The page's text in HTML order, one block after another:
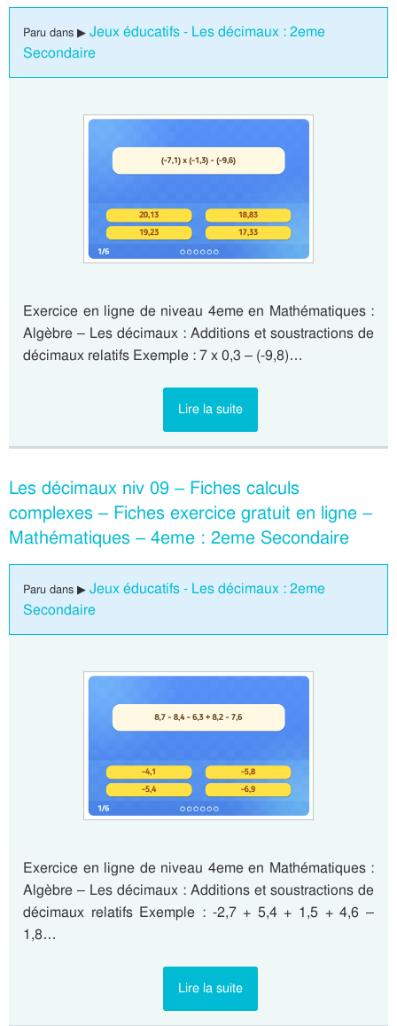
Paru dans ▶ Jeux éducatifs - Les décimaux : 2eme
Secondaire
Exercice en ligne de niveau 4eme en Mathématiques :
Algèbre – Les décimaux : Additions et soustractions de
décimaux relatifs Exemple : 7 x 0,3 – (-9,8)…
Lire la suite
Les décimaux niv 09 – Fiches calculs
complexes – Fiches exercice gratuit en ligne –
Mathématiques – 4eme : 2eme Secondaire
Paru dans ▶ Jeux éducatifs - Les décimaux : 2eme
Secondaire
Exercice en ligne de niveau 4eme en Mathématiques :
Algèbre – Les décimaux : Additions et soustractions de
décimaux relatifs Exemple : -2,7 + 5,4 + 1,5 + 4,6 –
1,8…
Lire la suite